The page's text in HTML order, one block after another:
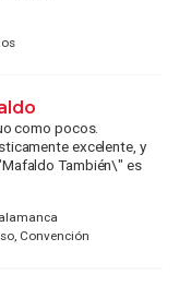
como pocos.
excelente, y
También\" es
Convención